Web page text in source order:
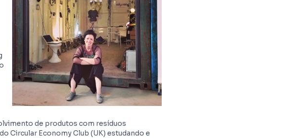
de produtos com resíduos
Circular Economy Club (UK) estudando e